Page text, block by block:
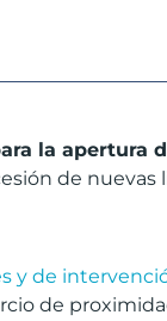
la apertura
de nuevas
y de
de